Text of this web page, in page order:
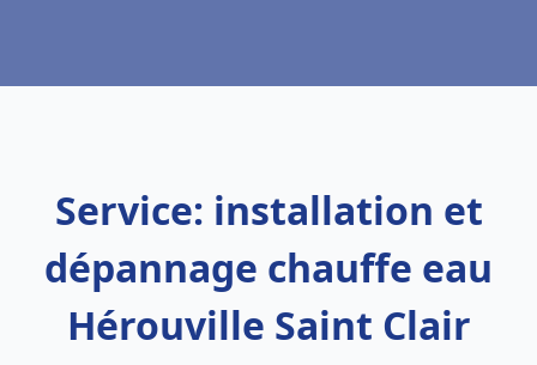
Service: installation et
dépannage chauffe eau
Hérouville Saint Clair